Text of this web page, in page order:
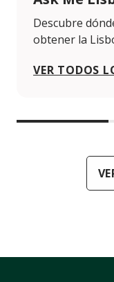
Descubre
obtener la
VER TODOS